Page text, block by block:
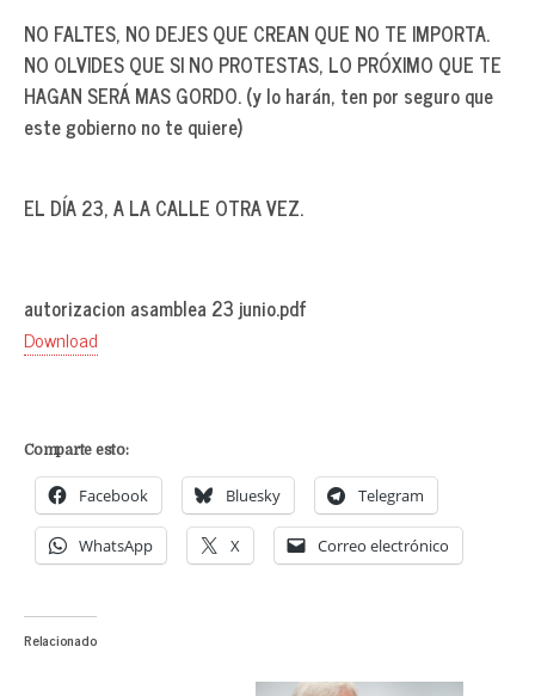
NO FALTES, NO DEJES QUE CREAN QUE NO TE IMPORTA.
NO OLVIDES QUE SI NO PROTESTAS, LO PRÓXIMO QUE TE
HAGAN SERÁ MAS GORDO. (y lo harán, ten por seguro que
este gobierno no te quiere)
EL DÍA 23, A LA CALLE OTRA VEZ.
autorizacion asamblea 23 junio.pdf
Download
Comparte esto:
Facebook Bluesky Telegram
WhatsApp X Correo electrónico
Relacionado